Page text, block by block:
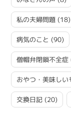
私の夫婦問題 (18)
病気のこと (90)
僧帽弁閉鎖不全症
おやつ・美味しい
交換日記 (20)